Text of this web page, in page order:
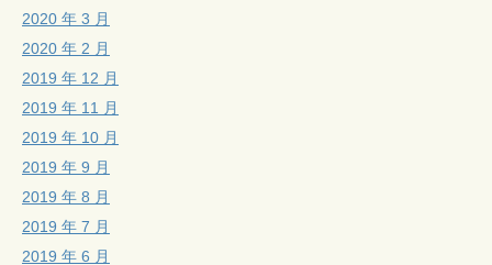
2020 年 3 月
2020 年 2 月
2019 年 12 月
2019 年 11 月
2019 年 10 月
2019 年 9 月
2019 年 8 月
2019 年 7 月
2019 年 6 月